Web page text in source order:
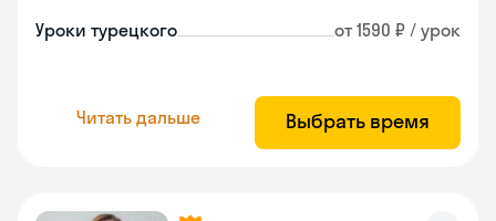
Уроки турецкого от 1590 ₽ / урок
Читать дальше Выбрать время